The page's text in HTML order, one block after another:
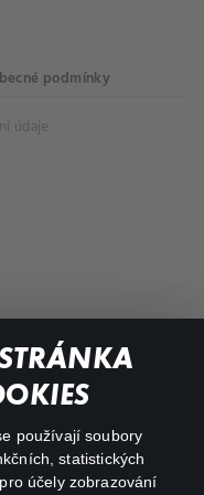
používají soubory
statistických
účely zobrazování
podmínky
údaje